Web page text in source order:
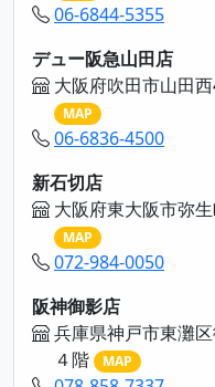
06-6844-5355
デュー阪急山田店
大阪府吹田市山田
MAP
06-6836-4500
新石切店
大阪府東大阪市弥
MAP
072-984-0050
阪神御影店
兵庫県神戸市東灘
４階
MAP